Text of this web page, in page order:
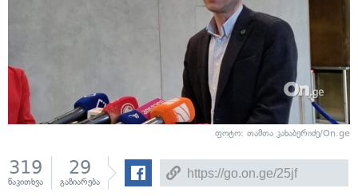
ფოტო: თამთა კახაბერიძე/On.ge
319
წაკითხვა
29
გაზიარება